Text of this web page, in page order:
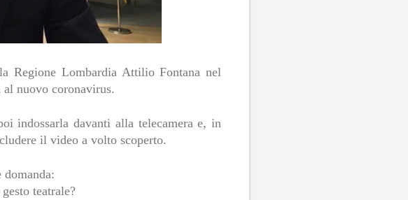
Regione Lombardia Attilio Fontana nel
nuovo coronavirus.
indossarla davanti alla telecamera e, in
il video a volto scoperto.
teatrale?